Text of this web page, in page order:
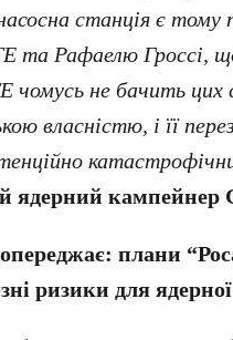
станція є
та Рафаелю Гроссі,
чомусь не бачить
власністю, і її
ядерний кампейнер
плани
ризики для